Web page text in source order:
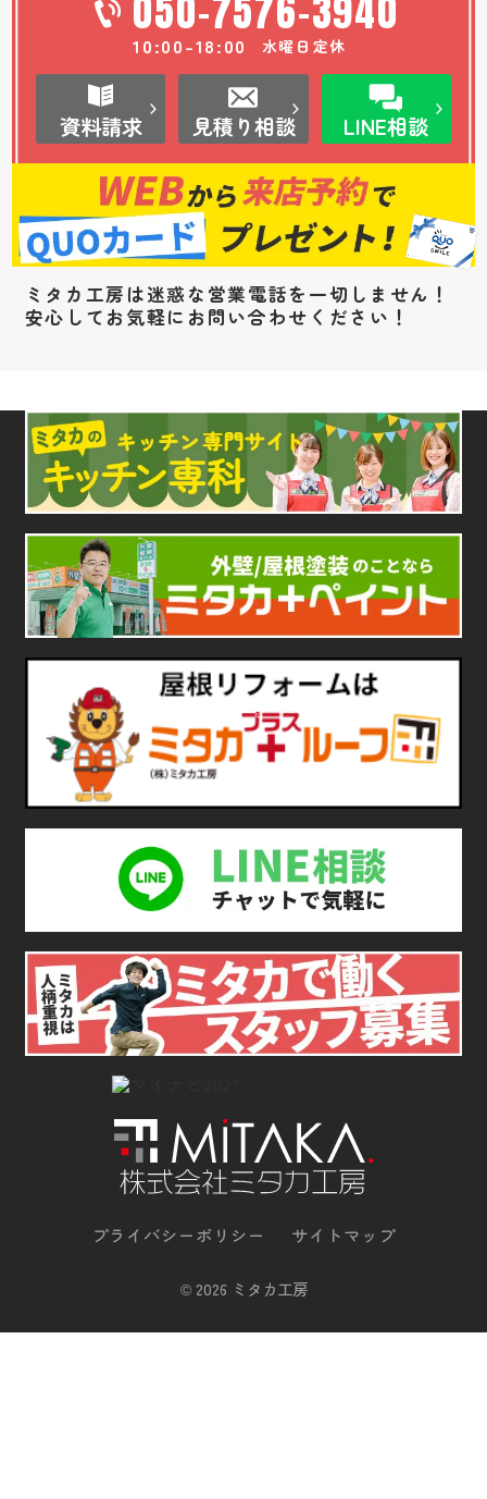
050-7576-3940
10:00-18:00 水曜日定休
資料請求 見積り相談 LINE相談
ミタカ工房は迷惑な営業電話を一切しません！
安心してお気軽にお問い合わせください！
プライバシーポリシー サイトマップ
©2026 ミタカ工房